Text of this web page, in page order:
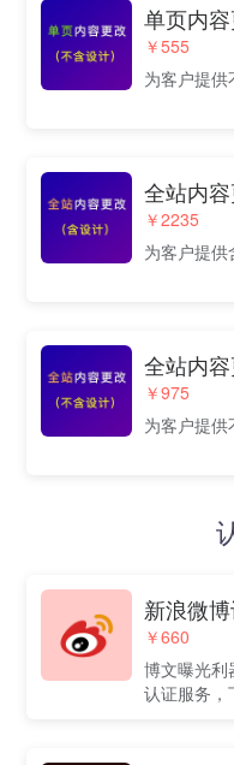
￥555
为客户提
￥2235
为客户提
￥975
为客户提
新浪微
￥660
博文曝光利
认证服务，